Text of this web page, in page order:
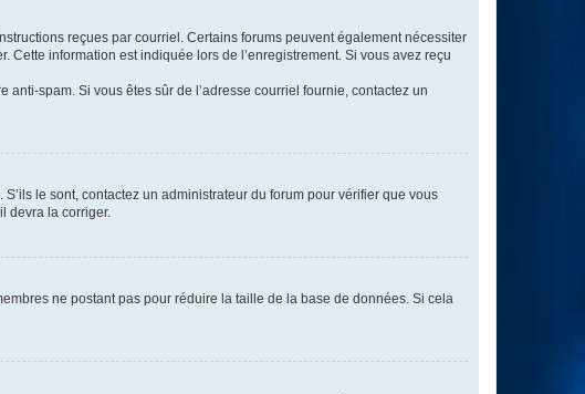
reçues par courriel. Certains forums peuvent également nécessiter
information est indiquée lors de l’enregistrement. Si vous avez reçu
spam. Si vous êtes sûr de l’adresse courriel fournie, contactez un
le sont, contactez un administrateur du forum pour vérifier que vous
devra la corriger.
ne postant pas pour réduire la taille de la base de données. Si cela